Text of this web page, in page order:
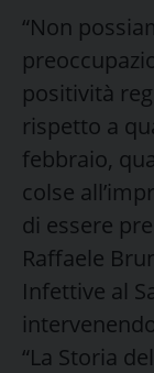
“Non
positività
rispetto a
febbraio,
colse
di essere
Raffaele
Infettive al
“La Storia